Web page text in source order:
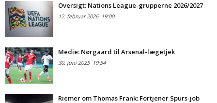
Oversigt: Nations League-grupperne 2026/2027
12. februar 202619:00
Medie: Nørgaard til Arsenal-lægetjek
30. juni 202519:54
Riemer om Thomas Frank: Fortjener Spurs-job